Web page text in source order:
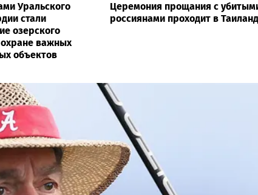
Уральского
стали
озерского
важных
объектов
Церемония прощания с
россиянами проходит в